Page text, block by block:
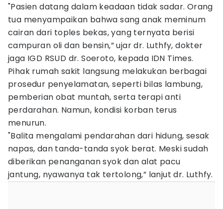
"Pasien datang dalam keadaan tidak sadar. Orang
tua menyampaikan bahwa sang anak meminum
cairan dari toples bekas, yang ternyata berisi
campuran oli dan bensin,” ujar dr. Luthfy, dokter
jaga IGD RSUD dr. Soeroto, kepada IDN Times.
Pihak rumah sakit langsung melakukan berbagai
prosedur penyelamatan, seperti bilas lambung,
pemberian obat muntah, serta terapi anti
perdarahan. Namun, kondisi korban terus
menurun.
"Balita mengalami pendarahan dari hidung, sesak
napas, dan tanda-tanda syok berat. Meski sudah
diberikan penanganan syok dan alat pacu
jantung, nyawanya tak tertolong,” lanjut dr. Luthfy.